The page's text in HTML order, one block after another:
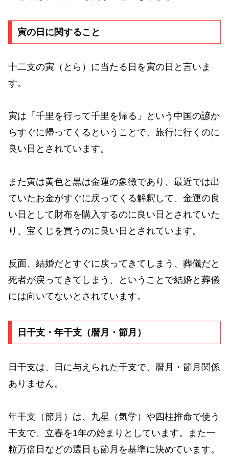
寅の日に関すること
十二支の寅（とら）に当たる日を寅の日と言いま
す。
寅は「千里を行って千里を帰る」という中国の諺か
らすぐに帰ってくるということで、旅行に行くのに
良い日とされています。
また寅は黄色と黒は金運の象徴であり、最近では出
ていたお金がすぐに戻ってくる解釈して、金運の良
い日として財布を購入するのに良い日とされていた
り、宝くじを買うのに良い日とされています。
反面、結婚だとすぐに戻ってきてしまう、葬儀だと
死者が戻ってきてしまう、ということで結婚と葬儀
には向いてないとされています。
日干支・年干支（暦月・節月）
日干支は、日に与えられた干支で、暦月・節月関係
ありません。
年干支（節月）は、九星（気学）や四柱推命で使う
干支で、立春を1年の始まりとしています。また一
粒万倍日などの選日も節月を基準に決めています。